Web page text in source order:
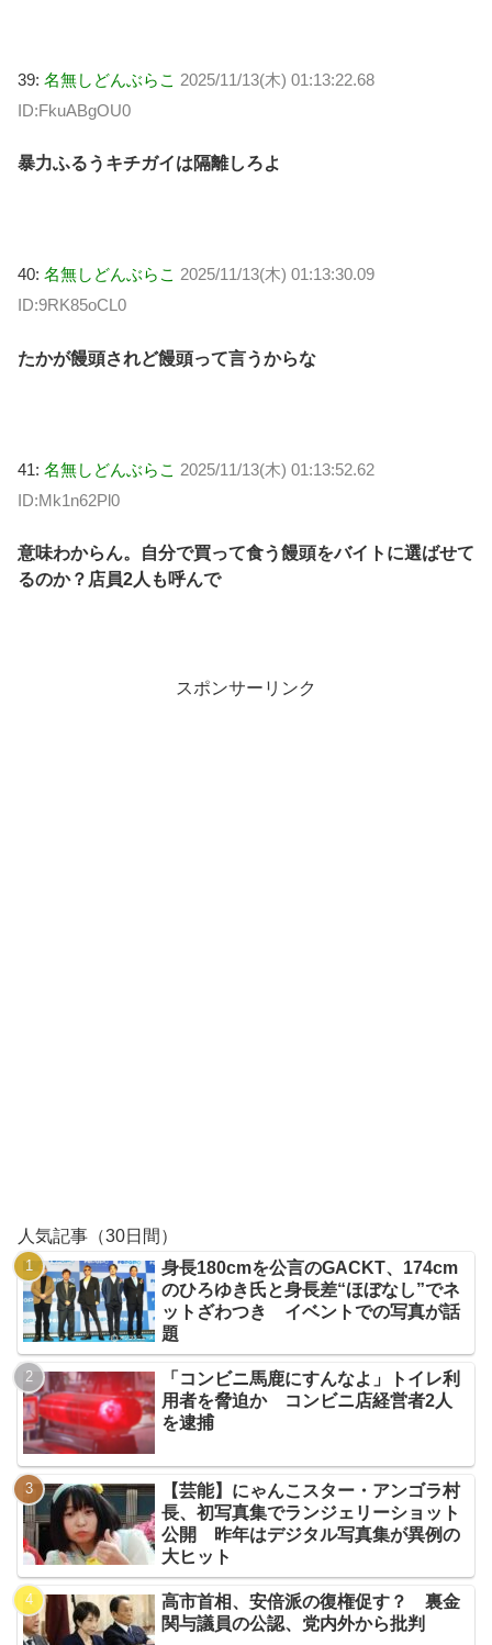
39: 名無しどんぶらこ 2025/11/13(木) 01:13:22.68
ID:FkuABgOU0
暴力ふるうキチガイは隔離しろよ
40: 名無しどんぶらこ 2025/11/13(木) 01:13:30.09
ID:9RK85oCL0
たかが饅頭されど饅頭って言うからな
41: 名無しどんぶらこ 2025/11/13(木) 01:13:52.62
ID:Mk1n62Pl0
意味わからん。自分で買って食う饅頭をバイトに選ばせて
るのか？店員2人も呼んで
スポンサーリンク
人気記事（30日間）
身長180cmを公言のGACKT、174cm
のひろゆき氏と身長差“ほぼなし”でネ
ットざわつき イベントでの写真が話
題
「コンビニ馬鹿にすんなよ」トイレ利
用者を脅迫か コンビニ店経営者2人
を逮捕
【芸能】にゃんこスター・アンゴラ村
長、初写真集でランジェリーショット
公開 昨年はデジタル写真集が異例の
大ヒット
高市首相、安倍派の復権促す？ 裏金
関与議員の公認、党内外から批判